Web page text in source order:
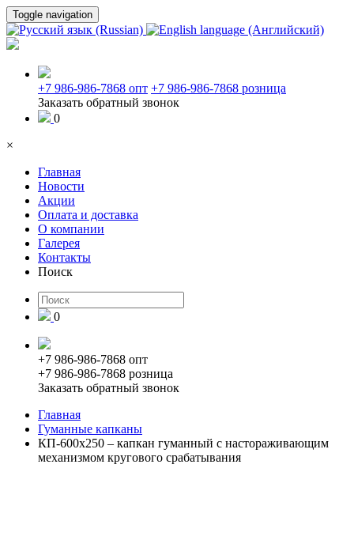
Toggle navigation
+7 986-986-7868 опт +7 986-986-7868 розница
Заказать обратный звонок
0
×
Главная
Новости
Акции
Оплата и доставка
О компании
Галерея
Контакты
Поиск
0
+7 986-986-7868 опт
+7 986-986-7868 розница
Заказать обратный звонок
Главная
Гуманные капканы
КП-600x250 – капкан гуманный с настораживающим
механизмом кругового срабатывания